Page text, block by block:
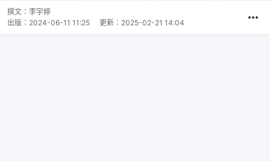
撰文： 李宇婷
出版： 2024-06-11 11:25 更新： 2025-02-21 14:04